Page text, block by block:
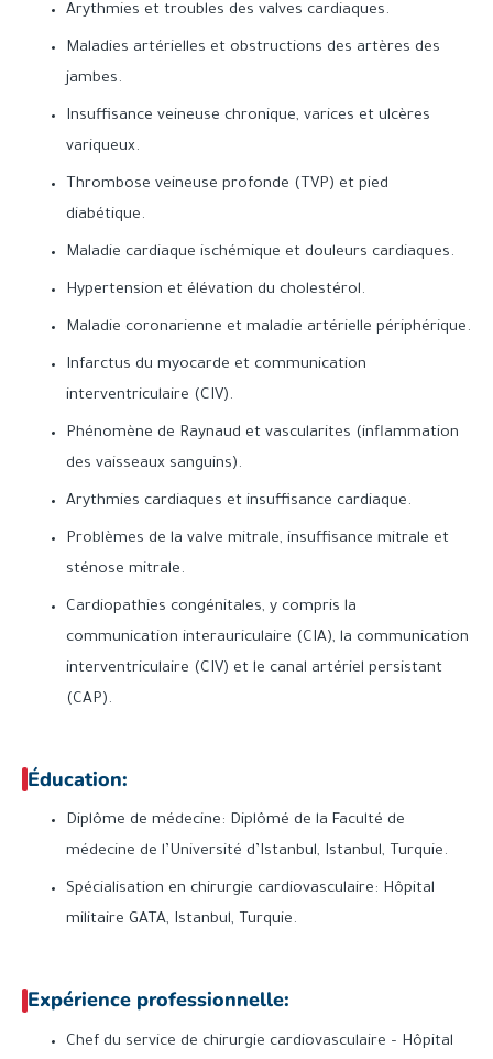
Arythmies et troubles des valves cardiaques.
Maladies artérielles et obstructions des artères des
jambes.
Insuffisance veineuse chronique, varices et ulcères
variqueux.
Thrombose veineuse profonde (TVP) et pied
diabétique.
Maladie cardiaque ischémique et douleurs cardiaques.
Hypertension et élévation du cholestérol.
Maladie coronarienne et maladie artérielle périphérique.
Infarctus du myocarde et communication
interventriculaire (CIV).
Phénomène de Raynaud et vascularites (inflammation
des vaisseaux sanguins).
Arythmies cardiaques et insuffisance cardiaque.
Problèmes de la valve mitrale, insuffisance mitrale et
sténose mitrale.
Cardiopathies congénitales, y compris la
communication interauriculaire (CIA), la communication
interventriculaire (CIV) et le canal artériel persistant
(CAP).
Éducation:
Diplôme de médecine: Diplômé de la Faculté de
médecine de l’Université d’Istanbul, Istanbul, Turquie.
Spécialisation en chirurgie cardiovasculaire: Hôpital
militaire GATA, Istanbul, Turquie.
Expérience professionnelle:
Chef du service de chirurgie cardiovasculaire – Hôpital